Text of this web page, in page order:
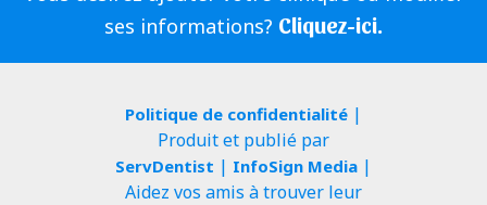
ses informations? Cliquez-ici.
Politique de confidentialité|
Produit et publié par
ServDentist | InfoSign Media|
Aidez vos amis à trouver leur